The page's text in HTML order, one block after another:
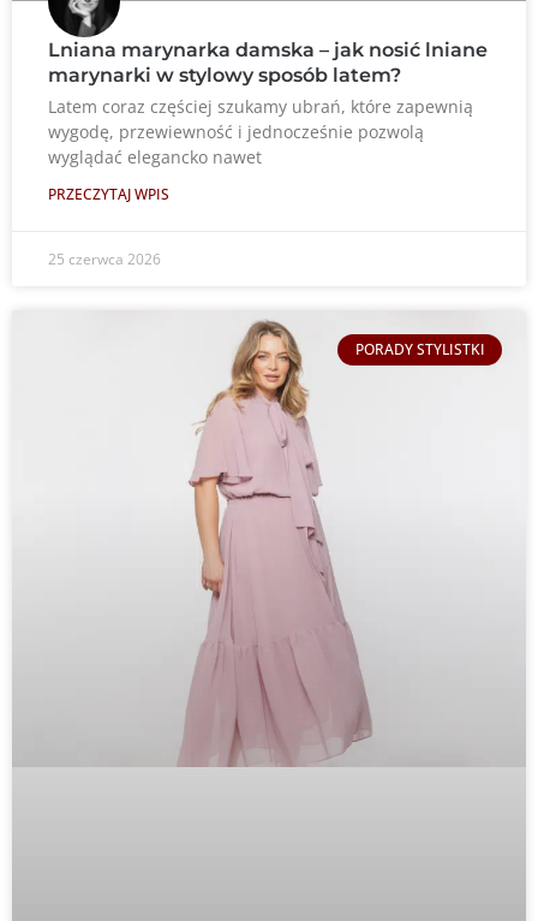
Lniana marynarka damska – jak nosić lniane
marynarki w stylowy sposób latem?
Latem coraz częściej szukamy ubrań, które zapewnią
wygodę, przewiewność i jednocześnie pozwolą
wyglądać elegancko nawet
PRZECZYTAJ WPIS
25 czerwca 2026
PORADY STYLISTKI